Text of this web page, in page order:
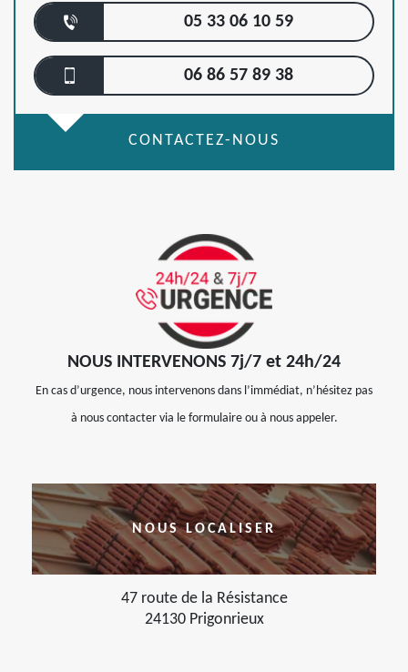
05 33 06 10 59
06 86 57 89 38
CONTACTEZ-NOUS
NOUS INTERVENONS 7j/7 et 24h/24
En cas d’urgence, nous intervenons dans l’immédiat, n’hésitez pas
à nous contacter via le formulaire ou à nous appeler.
NOUS LOCALISER
47 route de la Résistance
24130 Prigonrieux